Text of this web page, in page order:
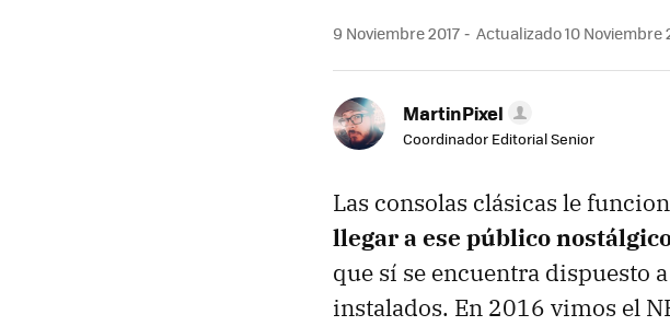
9 Noviembre 2017 Actualizado 10 Noviembre
MartinPixel
Coordinador Editorial Senior
Las consolas clásicas le
llegar a ese público
que sí se encuentra dispuesto
instalados. En 2016 vimos el